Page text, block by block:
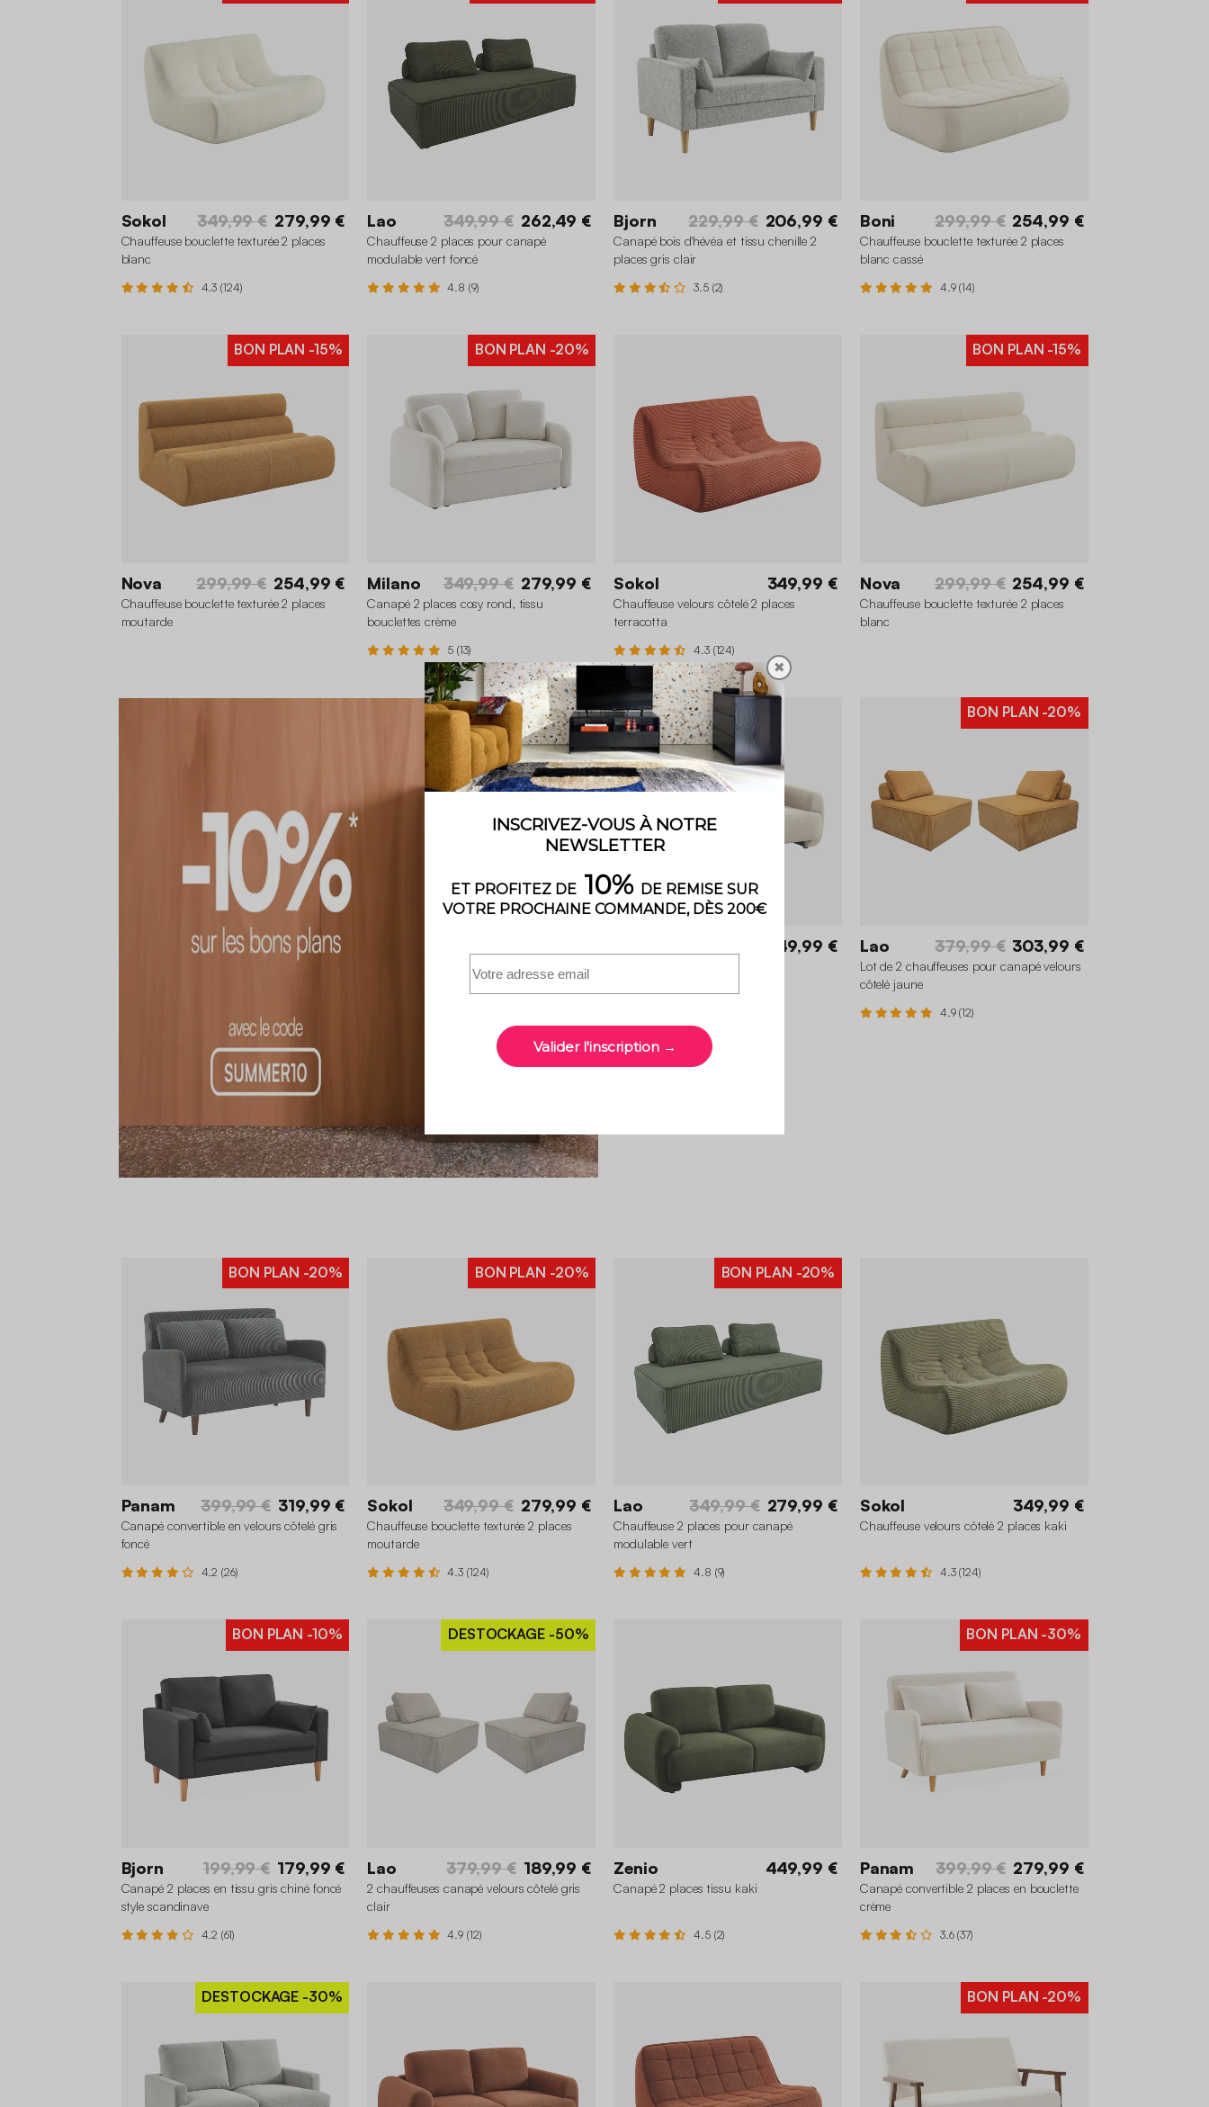
Sokol 349,99 € 279,99 €
Chauffeuse bouclette texturée 2 places
blanc
4.3 (124)
Lao 349,99 € 262,49 €
Chauffeuse 2 places pour canapé
modulable vert foncé
4.8 (9)
Bjorn 229,99 € 206,99 €
Canapé bois d'hévéa et tissu chenille 2
places gris clair
3.5 (2)
Boni 299,99 € 254,99 €
Chauffeuse bouclette texturée 2 places
blanc cassé
4.9 (14)
BON PLAN -15%
Nova 299,99 € 254,99 €
Chauffeuse bouclette texturée 2 places
moutarde
BON PLAN -20%
Milano 349,99 € 279,99 €
Canapé 2 places cosy rond, tissu
bouclettes crème
5 (13)
Sokol 349,99 €
Chauffeuse velours côtelé 2 places
terracotta
4.3 (124)
BON PLAN -15%
Nova 299,99 € 254,99 €
Chauffeuse bouclette texturée 2 places
blanc
449,99 €
BON PLAN -20%
Lao 379,99 € 303,99 €
Lot de 2 chauffeuses pour canapé velours
côtelé jaune
4.9 (12)
BON PLAN -20%
Panam 399,99 € 319,99 €
Canapé convertible en velours côtelé gris
foncé
4.2 (26)
BON PLAN -20%
Sokol 349,99 € 279,99 €
Chauffeuse bouclette texturée 2 places
moutarde
4.3 (124)
BON PLAN -20%
Lao 349,99 € 279,99 €
Chauffeuse 2 places pour canapé
modulable vert
4.8 (9)
Sokol 349,99 €
Chauffeuse velours côtelé 2 places kaki
4.3 (124)
BON PLAN -10%
Bjorn 199,99 € 179,99 €
Canapé 2 places en tissu gris chiné foncé
style scandinave
4.2 (61)
DESTOCKAGE -50%
Lao 379,99 € 189,99 €
2 chauffeuses canapé velours côtelé gris
clair
4.9 (12)
Zenio 449,99 €
Canapé 2 places tissu kaki
4.5 (2)
BON PLAN -30%
Panam 399,99 € 279,99 €
Canapé convertible 2 places en bouclette
crème
3.6 (37)
DESTOCKAGE -30% BON PLAN -20%
✖